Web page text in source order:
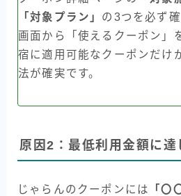
「対象プラン」 の3つを必ず
画面から「使えるクーポン」
宿に適用可能なクーポンだけ
法が確実です。
原因2：最低利用金額に達
じゃらんのクーポンには
「〇